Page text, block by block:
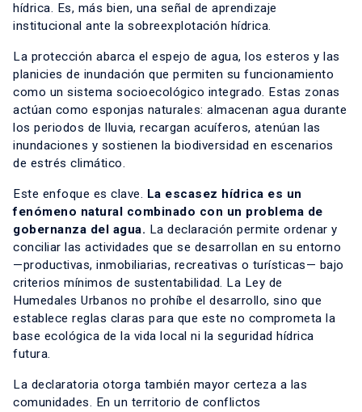
hídrica. Es, más bien, una señal de aprendizaje
institucional ante la sobreexplotación hídrica.
La protección abarca el espejo de agua, los esteros y las
planicies de inundación que permiten su funcionamiento
como un sistema socioecológico integrado. Estas zonas
actúan como esponjas naturales: almacenan agua durante
los periodos de lluvia, recargan acuíferos, atenúan las
inundaciones y sostienen la biodiversidad en escenarios
de estrés climático.
Este enfoque es clave. La escasez hídrica es un
fenómeno natural combinado con un problema de
gobernanza del agua. La declaración permite ordenar y
conciliar las actividades que se desarrollan en su entorno
—productivas, inmobiliarias, recreativas o turísticas— bajo
criterios mínimos de sustentabilidad. La Ley de
Humedales Urbanos no prohíbe el desarrollo, sino que
establece reglas claras para que este no comprometa la
base ecológica de la vida local ni la seguridad hídrica
futura.
La declaratoria otorga también mayor certeza a las
comunidades. En un territorio de conflictos